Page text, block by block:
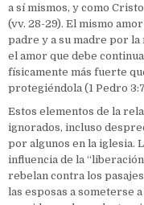
a sí mismos, y como
(vv. 28-29). El mismo
padre y a su madre por
el amor que debe
físicamente más fuerte
protegiéndola (1 Pedro
Estos elementos de la
ignorados, incluso
por algunos en la iglesia.
influencia de la
rebelan contra los
las esposas a someterse